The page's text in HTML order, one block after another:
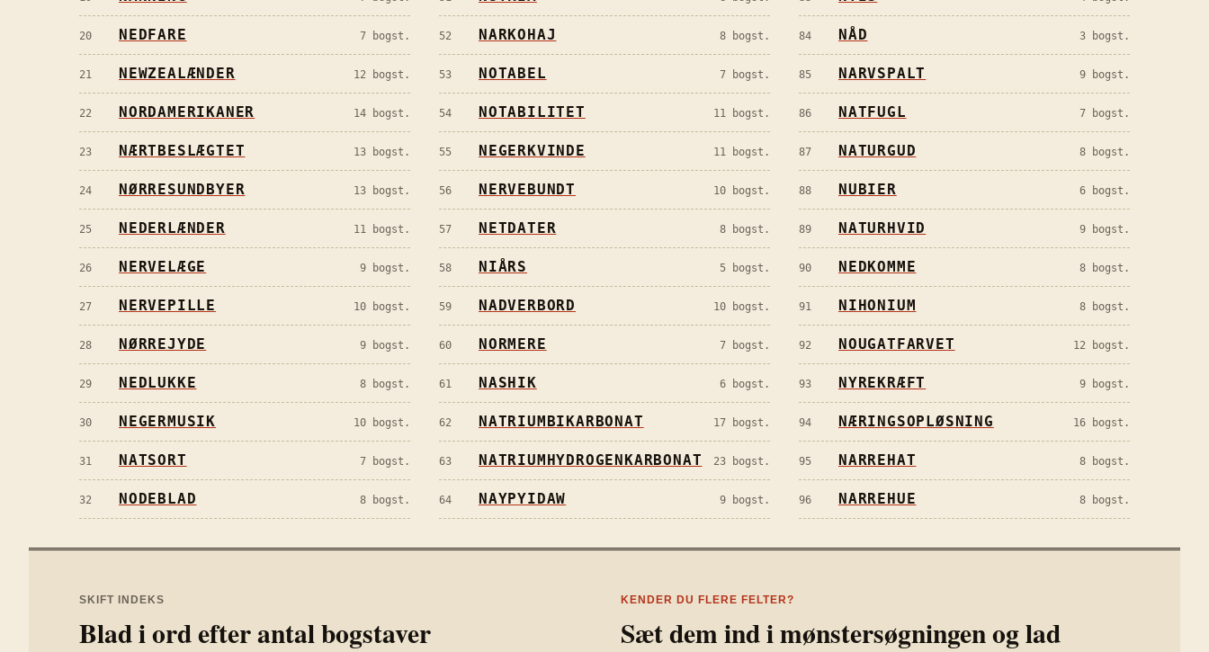
20 NEDFARE 7 bogst.
21 NEWZEALÆNDER 12 bogst.
22 NORDAMERIKANER 14 bogst.
23 NÆRTBESLÆGTET 13 bogst.
24 NØRRESUNDBYER 13 bogst.
25 NEDERLÆNDER 11 bogst.
26 NERVELÆGE 9 bogst.
27 NERVEPILLE 10 bogst.
28 NØRREJYDE 9 bogst.
29 NEDLUKKE 8 bogst.
30 NEGERMUSIK 10 bogst.
31 NATSORT 7 bogst.
32 NODEBLAD 8 bogst.
52 NARKOHAJ 8 bogst.
53 NOTABEL 7 bogst.
54 NOTABILITET 11 bogst.
55 NEGERKVINDE 11 bogst.
56 NERVEBUNDT 10 bogst.
57 NETDATER 8 bogst.
58 NIÅRS 5 bogst.
59 NADVERBORD 10 bogst.
60 NORMERE 7 bogst.
61 NASHIK 6 bogst.
62 NATRIUMBIKARBONAT 17 bogst.
63 NATRIUMHYDROGENKARBONAT 23 bogst.
64 NAYPYIDAW 9 bogst.
84 NÅD 3 bogst.
85 NARVSPALT 9 bogst.
86 NATFUGL 7 bogst.
87 NATURGUD 8 bogst.
88 NUBIER 6 bogst.
89 NATURHVID 9 bogst.
90 NEDKOMME 8 bogst.
91 NIHONIUM 8 bogst.
92 NOUGATFARVET 12 bogst.
93 NYREKRÆFT 9 bogst.
94 NÆRINGSOPLØSNING 16 bogst.
95 NARREHAT 8 bogst.
96 NARREHUE 8 bogst.
SKIFT INDEKS
Blad i ord efter antal bogstaver
KENDER DU FLERE FELTER?
Sæt dem ind i mønstersøgningen og lad